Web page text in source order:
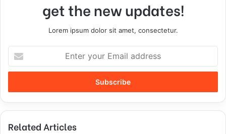
get the new updates!
Lorem ipsum dolor sit amet, consectetur.
t
r
y
u
Related Articles